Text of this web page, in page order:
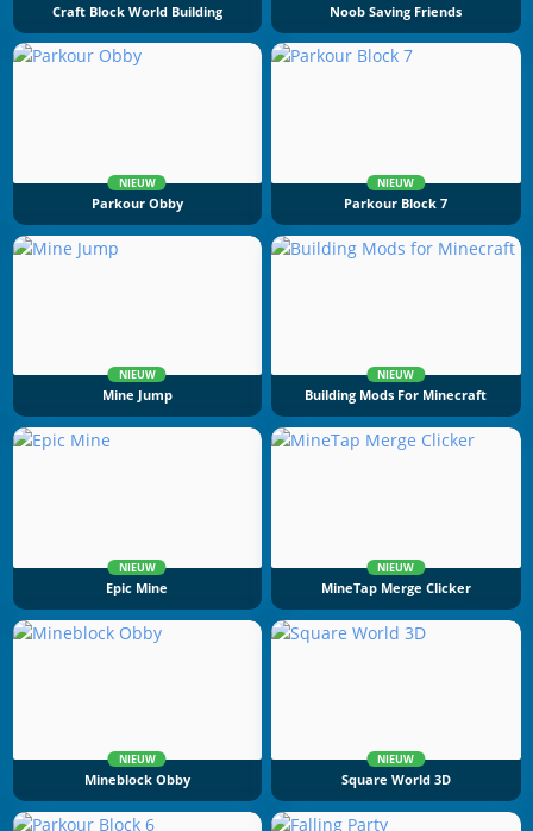
Craft Block World Building Noob Saving Friends
NIEUW
Parkour Obby
NIEUW
Parkour Block 7
NIEUW
Mine Jump
NIEUW
Building Mods For Minecraft
NIEUW
Epic Mine
NIEUW
MineTap Merge Clicker
NIEUW
Mineblock Obby
NIEUW
Square World 3D